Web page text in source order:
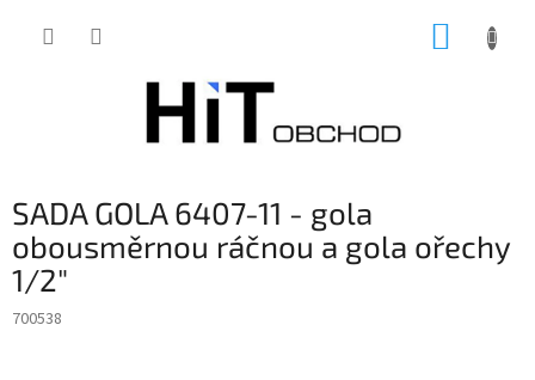
SADA GOLA 6407-11 - gola
obousměrnou ráčnou a gola ořechy
1/2"
700538